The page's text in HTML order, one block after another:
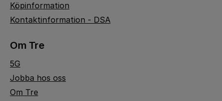
Köpinformation
Kontaktinformation - DSA
Om Tre
5G
Jobba hos oss
Om Tre